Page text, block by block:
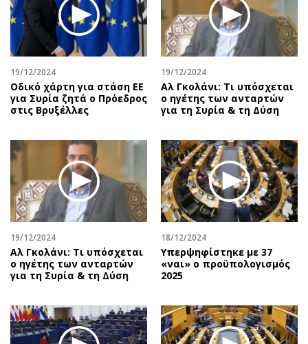
Περιβάλλον
Ελλάδα
Κόσμος
Πολιτισμός
Σινεμά
Μουσική
Βιβλίο
Χειρόγραφα
Συνταγές
Έξοδος
Εκπομπές
Wine routes
Uncut
Προσφορές
Προσωπικότητες στην ''Κ''
Επιστολές
19/12/2024
Οδικό χάρτη για στάση ΕΕ
για Συρία ζητά ο Πρόεδρος
στις Βρυξέλλες
19/12/2024
Αλ Γκολάνι: Τι υπόσχεται
ο ηγέτης των ανταρτών
για τη Συρία & τη Δύση
19/12/2024
Αλ Γκολάνι: Τι υπόσχεται
ο ηγέτης των ανταρτών
για τη Συρία & τη Δύση
18/12/2024
Υπερψηφίστηκε με 37
«ναι» ο προϋπολογισμός
2025